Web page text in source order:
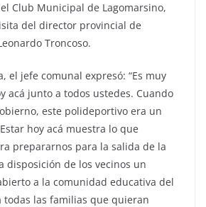
Club Municipal de Lagomarsino,
del director provincial de
Troncoso.
el jefe comunal expresó: “Es muy
acá junto a todos ustedes. Cuando
este polideportivo era un
hoy acá muestra lo que
prepararnos para la salida de la
disposición de los vecinos un
a la comunidad educativa del
todas las familias que quieran